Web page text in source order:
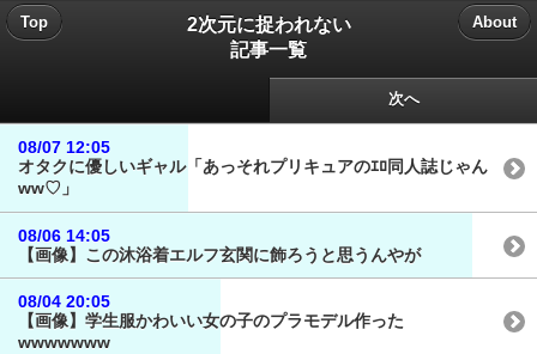
Top
2次元に捉われない
記事一覧
About
次へ
08/07 12:05
オタクに優しいギャル「あっそれプリキュアのｴﾛ同人誌じゃん
ww♡」
08/06 14:05
【画像】この沐浴着エルフ玄関に飾ろうと思うんやが
08/04 20:05
【画像】学生服かわいい女の子のプラモデル作った
wwwwwww